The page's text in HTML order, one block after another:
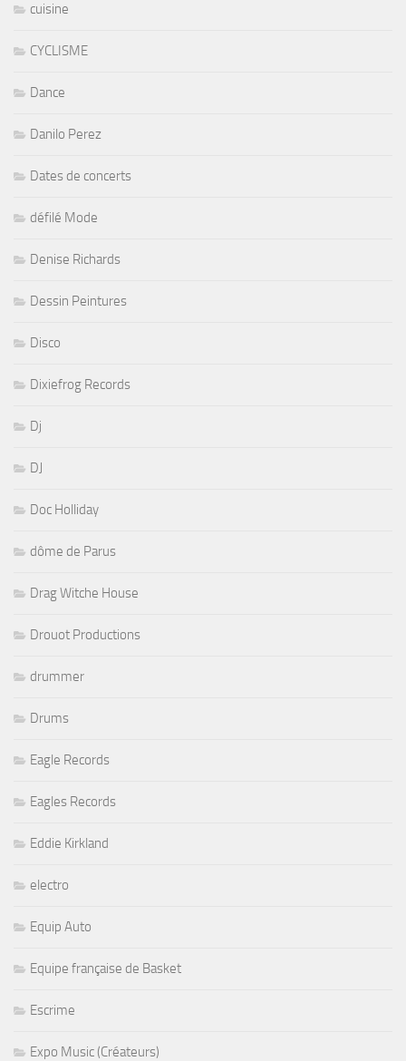
cuisine
CYCLISME
Dance
Danilo Perez
Dates de concerts
défilé Mode
Denise Richards
Dessin Peintures
Disco
Dixiefrog Records
Dj
DJ
Doc Holliday
dôme de Parus
Drag Witche House
Drouot Productions
drummer
Drums
Eagle Records
Eagles Records
Eddie Kirkland
electro
Equip Auto
Equipe française de Basket
Escrime
Expo Music (Créateurs)